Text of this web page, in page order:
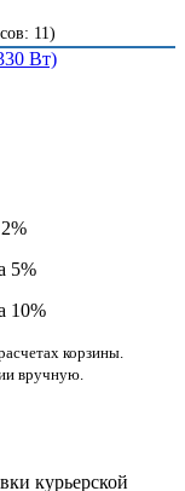
11)
5%
10%
корзины.
вручную.
курьерской